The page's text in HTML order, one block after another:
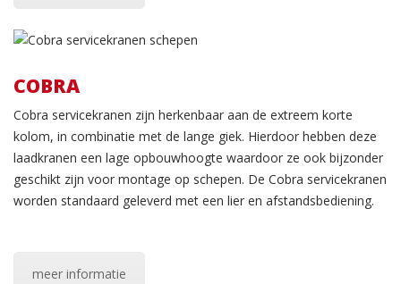
COBRA
Cobra servicekranen zijn herkenbaar aan de extreem korte
kolom, in combinatie met de lange giek. Hierdoor hebben deze
laadkranen een lage opbouwhoogte waardoor ze ook bijzonder
geschikt zijn voor montage op schepen. De Cobra servicekranen
worden standaard geleverd met een lier en afstandsbediening.
meer informatie